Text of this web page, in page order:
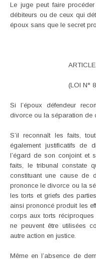
Le juge peut faire
débiteurs ou de ceux qui
époux sans que le secret
(LOI N°
Si l’époux défendeur
divorce ou la séparation de
S’il reconnaît les faits,
également justificatifs de
l’égard de son conjoint et
faits, le tribunal constate
constituant une cause de
prononce le divorce ou la
les torts et griefs des
ainsi prononcé produit les
corps aux torts
ne peuvent être utilisées
autre action en justice.
Même en l’absence de